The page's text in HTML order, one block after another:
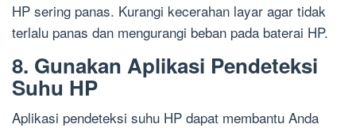
HP sering panas. Kurangi kecerahan layar agar tidak
terlalu panas dan mengurangi beban pada baterai HP.
8. Gunakan Aplikasi Pendeteksi
Suhu HP
Aplikasi pendeteksi suhu HP dapat membantu Anda